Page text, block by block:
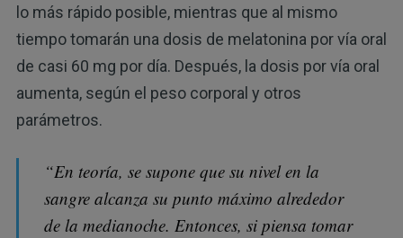
lo más rápido posible, mientras que al mismo
tiempo tomarán una dosis de melatonina por vía oral
de casi 60 mg por día. Después, la dosis por vía oral
aumenta, según el peso corporal y otros
parámetros.
“En teoría, se supone que su nivel en la
sangre alcanza su punto máximo alrededor
de la medianoche. Entonces, si piensa tomar